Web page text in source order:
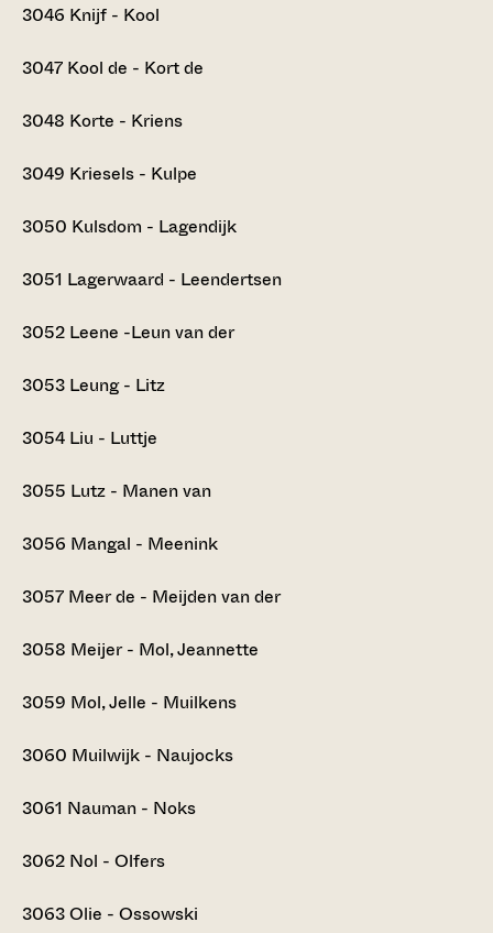
3046 Knijf - Kool
3047 Kool de - Kort de
3048 Korte - Kriens
3049 Kriesels - Kulpe
3050 Kulsdom - Lagendijk
3051 Lagerwaard - Leendertsen
3052 Leene -Leun van der
3053 Leung - Litz
3054 Liu - Luttje
3055 Lutz - Manen van
3056 Mangal - Meenink
3057 Meer de - Meijden van der
3058 Meijer - Mol, Jeannette
3059 Mol, Jelle - Muilkens
3060 Muilwijk - Naujocks
3061 Nauman - Noks
3062 Nol - Olfers
3063Olie - Ossowski